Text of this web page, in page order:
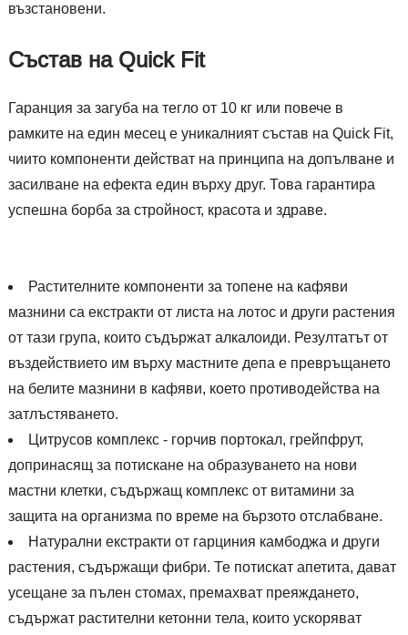
възстановени.
Състав на Quick Fit
Гаранция за загуба на тегло от 10 кг или повече в
рамките на един месец е уникалният състав на Quick Fit,
чиито компоненти действат на принципа на допълване и
засилване на ефекта един върху друг. Това гарантира
успешна борба за стройност, красота и здраве.
Растителните компоненти за топене на кафяви
мазнини са екстракти от листа на лотос и други растения
от тази група, които съдържат алкалоиди. Резултатът от
въздействието им върху мастните депа е превръщането
на белите мазнини в кафяви, което противодейства на
затлъстяването.
Цитрусов комплекс - горчив портокал, грейпфрут,
допринасящ за потискане на образуването на нови
мастни клетки, съдържащ комплекс от витамини за
защита на организма по време на бързото отслабване.
Натурални екстракти от гарциния камбоджа и други
растения, съдържащи фибри. Те потискат апетита, дават
усещане за пълен стомах, премахват преяждането,
съдържат растителни кетонни тела, които ускоряват